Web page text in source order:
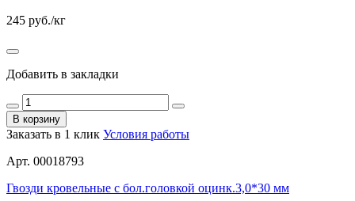
245 руб./кг
Добавить в закладки
В корзину
Заказать в 1 клик Условия работы
Арт. 00018793
Гвозди кровельные с бол.головкой оцинк.3,0*30 мм